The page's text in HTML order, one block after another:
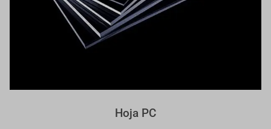
Hoja PC